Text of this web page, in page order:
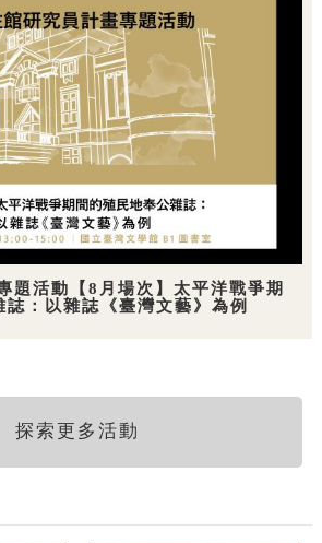
題活動【8月場次】太平洋戰爭期
誌：以雜誌《臺灣文藝》為例
探索更多活動